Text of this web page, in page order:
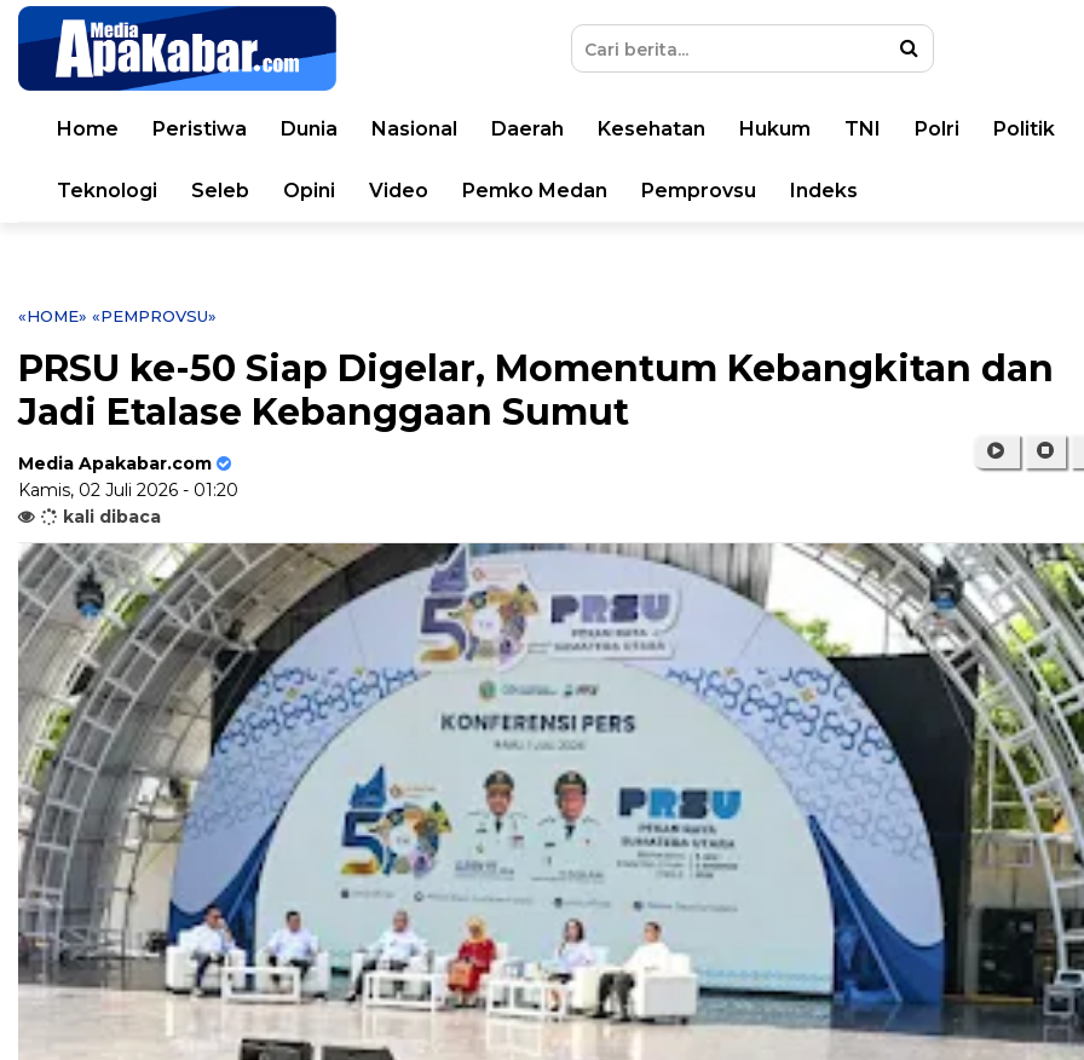
Home Peristiwa Dunia Nasional Daerah Kesehatan Hukum TNI Polri Politik
Teknologi Seleb Opini Video Pemko Medan Pemprovsu Indeks
«HOME» «PEMPROVSU»
PRSU ke-50 Siap Digelar, Momentum Kebangkitan dan
Jadi Etalase Kebanggaan Sumut
Media Apakabar.com
Kamis, 02 Juli 2026 - 01:20
kali dibaca